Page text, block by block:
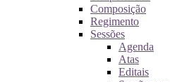
Composição
Regimento
Sessões
Agenda
Atas
Editais